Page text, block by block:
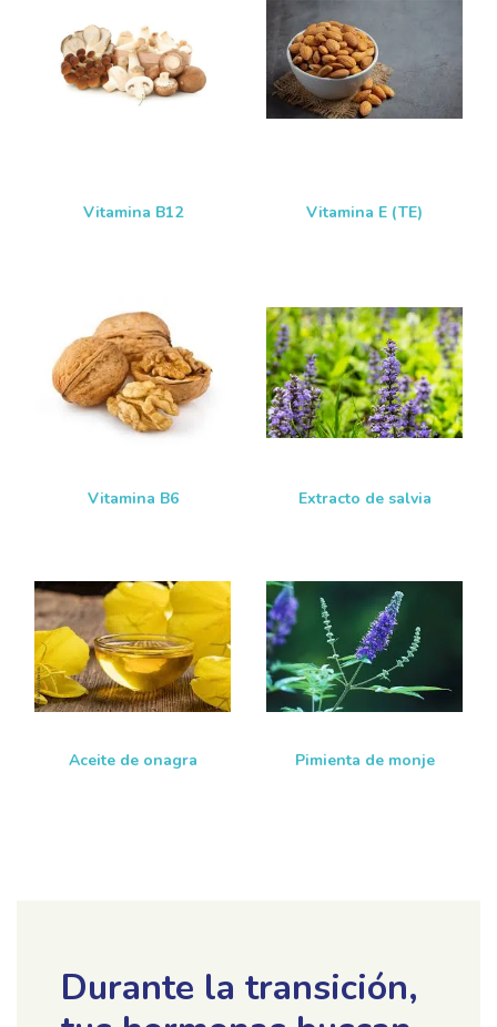
Vitamina B12 Vitamina E (TE)
Vitamina B6 Extracto de salvia
Aceite de onagra Pimienta de monje
Durante la transición,